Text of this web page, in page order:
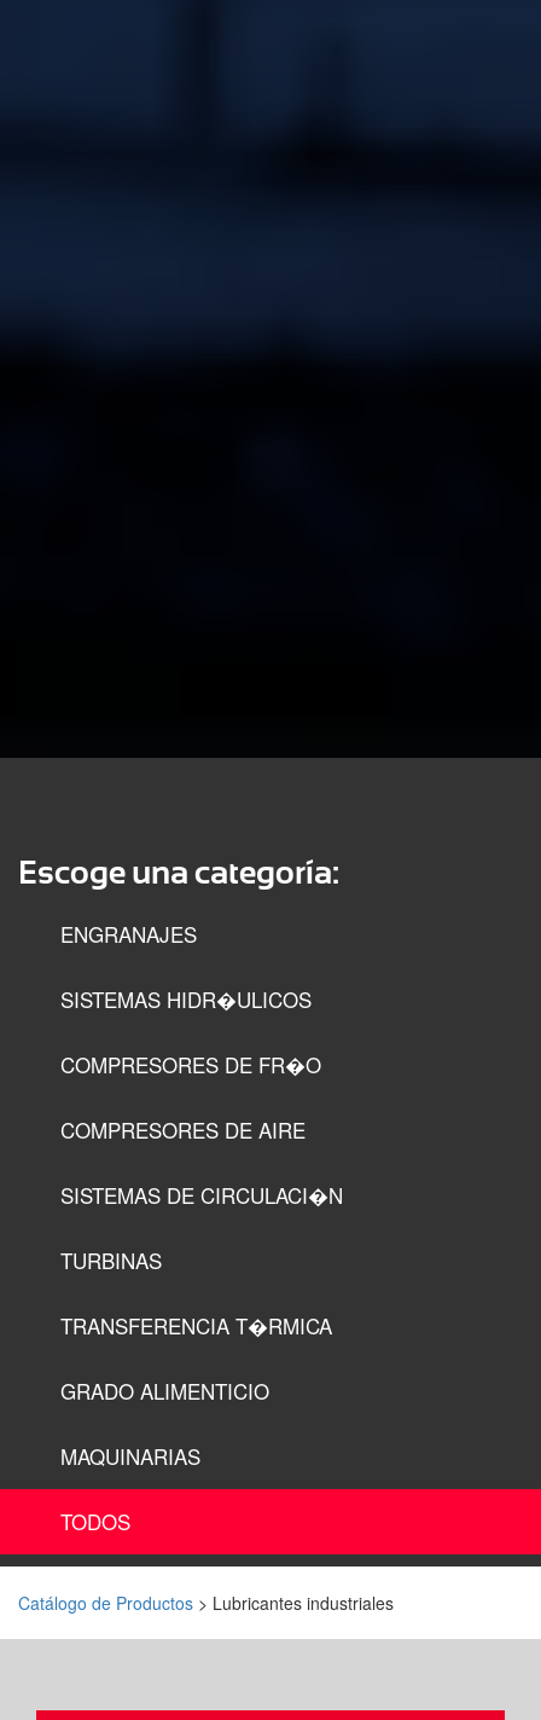
Escoge una categoría:
ENGRANAJES
SISTEMAS HIDR�ULICOS
COMPRESORES DE FR�O
COMPRESORES DE AIRE
SISTEMAS DE CIRCULACI�N
TURBINAS
TRANSFERENCIA T�RMICA
GRADO ALIMENTICIO
MAQUINARIAS
TODOS
Catálogo de Productos > Lubricantes industriales